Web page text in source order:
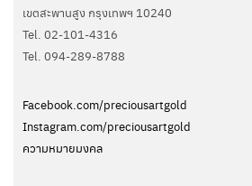
เขตสะพานสูง กรุงเทพฯ 10240
Tel. 02-101-4316
Tel. ‭094-289-8788‬
Facebook.com/preciousartgold
Instagram.com/preciousartgold
ความหมายมงคล